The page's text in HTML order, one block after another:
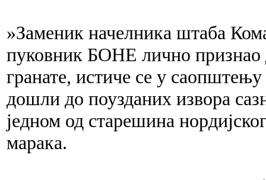
»Заменик начелника штаба
пуковник БОНЕ лично признао
гранате, истиче се у
дошли до поузданих извора
једном од старешина
марака.